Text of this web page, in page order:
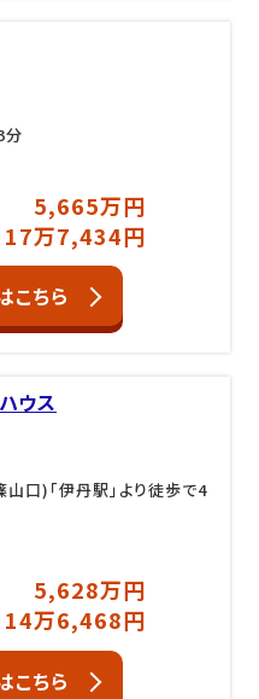
分
5,665万円
17万7,434円
こちら
ウス
口)「伊丹駅」より徒歩で4
5,628万円
14万6,468円
こちら